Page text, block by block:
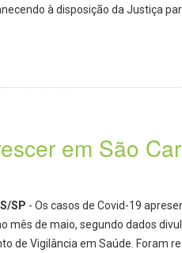
à disposição da Justiça
em São
SP - Os casos de Covid-19
mês de maio, segundo dados
de Vigilância em Saúde. Foram